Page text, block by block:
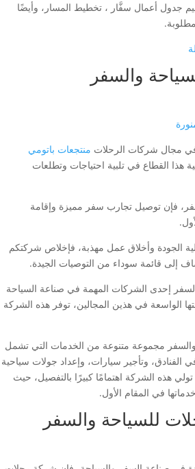
جدول أعمال سفَّار ، تخطيط المسار، وأيضًا
والسفر
مجال شركات الرحلات منتجعات باتومي
هذا القطاع في تلبية احتياجات وتطلعات
فإن توصيل تجارب سفر مميزة وإقامة
الجودة وأخلاق عمل مهذبة، فإخلاص شركتكم
إلى قائمة سوداء من التوصيات الجيدة.
إحدى الشركات المهمة في صناعة السياحة
الواسعة في هذين المجالين، توفر هذه الشركة
مجموعة متنوعة من الخدمات التي تشمل
الفنادق، وتأجير سيارات، وإعداد جولات سياحية
هذه الشركة اهتمامًا كبيرًا بالتفصيل، حيث
في المقام الأول.
للسياحة والسفر